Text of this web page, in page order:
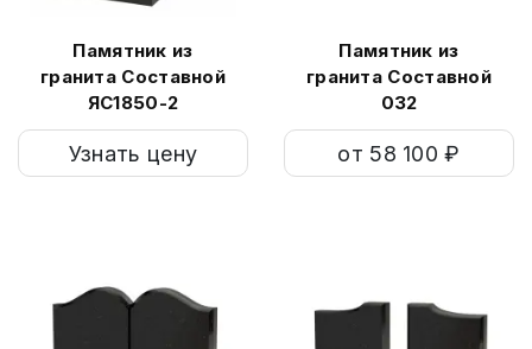
Памятник из
гранита Составной
ЯС1850-2
Узнать цену
Памятник из
гранита Составной
032
от 58 100 ₽